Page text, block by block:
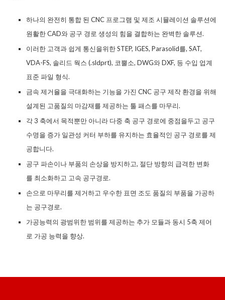
하나의 완전히 통합 된 CNC 프로그램 및 제조 시뮬레이션 솔루션에
원활한 CAD와 공구 경로 생성의 힘을 결합하는 완벽한 솔루션.
이러한 고객과 쉽게 통신을위한 STEP, IGES, Parasolid를, SAT,
VDA-FS, 솔리드 웍스 (.sldprt), 코뿔소, DWG와 DXF, 등 수입 업계
표준 파일 형식.
금속 제거율을 극대화하는 기능을 가진 CNC 공구 제작 환경을 위해
설계된 고품질의 마감재를 제공하는 툴 패스를 마무리.
각 3 축에서 목적뿐만 아니라 다중 축 공구 경로에 중점을두고 공구
수명을 증가 일관성 커터 부하를 유지하는 효율적인 공구 경로를 제
공합니다.
공구 파손이나 부품의 손상을 방지하고, 절단 방향의 급격한 변화
를 최소화하고 고속 공구경로.
손으로 마무리를 제거하고 우수한 표면 조도 품질의 부품을 가공하
는 공구경로.
가공능력의 광범위한 범위를 제공하는 추가 모듈과 동시 5축 제어
로 가공 능력을 향상.